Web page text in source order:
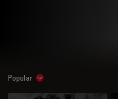
Popular Show subnavigation